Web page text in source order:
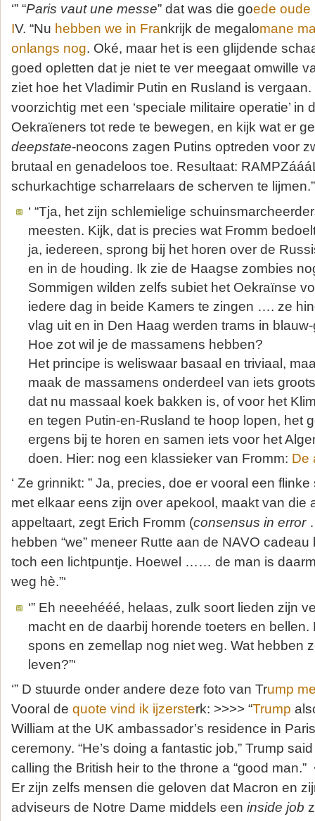
‘” “Paris vaut une messe” dat was die goede oude
IV. “Nu hebben we in Frankrijk de megalomane
onlangs nog. Oké, maar het is een glijdende
goed opletten dat je niet te ver meegaat omwille
ziet hoe het Vladimir Putin en Rusland is
voorzichtig met een ‘speciale militaire operatie’ in
Oekraïeners tot rede te bewegen, en kijk wat er
deepstate-neocons zagen Putins optreden voor
brutaal en genadeloos toe. Resultaat:
schurkachtige scharrelaars de scherven te
‘ “Tja, het zijn schlemielige
meesten. Kijk, dat is precies wat Fromm
ja, iedereen, sprong bij het horen over de
en in de houding. Ik zie de Haagse zombies
Sommigen wilden zelfs subiet het Oekraïnse
iedere dag in beide Kamers te zingen …. ze
vlag uit en in Den Haag werden trams in
Hoe zot wil je de massamens hebben?
Het principe is weliswaar basaal en triviaal,
maak de massamens onderdeel van iets
dat nu massaal koek bakken is, of voor het
en tegen Putin-en-Rusland te hoop lopen, het
ergens bij te horen en samen iets voor het
doen. Hier: nog een klassieker van Fromm: De
‘ Ze grinnikt: ” Ja, precies, doe er vooral een
met elkaar eens zijn over apekool, maakt van die
appeltaart, zegt Erich Fromm (consensus in error
hebben “we” meneer Rutte aan de NAVO
toch een lichtpuntje. Hoewel …… de man is
weg hè.”‘
‘” Eh neeehééé, helaas, zulk soort lieden zijn
macht en de daarbij horende toeters en bellen.
spons en zemellap nog niet weg. Wat hebben
leven?”‘
‘” D stuurde onder andere deze foto van Trump
Vooral de quote vind ik ijzersterk: >>>> “Trump
William at the UK ambassador’s residence in
ceremony. “He’s doing a fantastic job,” Trump
calling the British heir to the throne a “good man.”
Er zijn zelfs mensen die geloven dat Macron en
adviseurs de Notre Dame middels een inside job